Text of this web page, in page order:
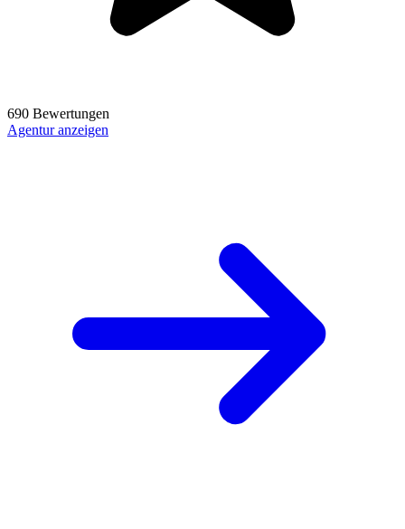
690 Bewertungen
Agentur anzeigen